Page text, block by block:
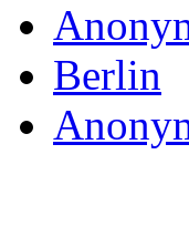
Berlin